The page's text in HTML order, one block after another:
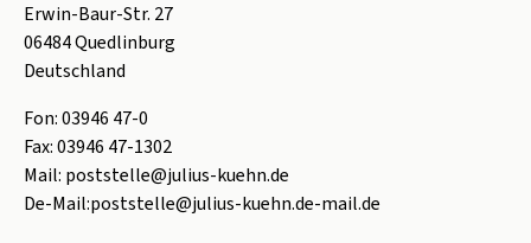
Erwin-Baur-Str. 27
06484Quedlinburg
Deutschland
Fon:03946 47-0
Fax:03946 47-1302
Mail: poststelle@julius-kuehn.de
De-Mail:poststelle@julius-kuehn.de-mail.de